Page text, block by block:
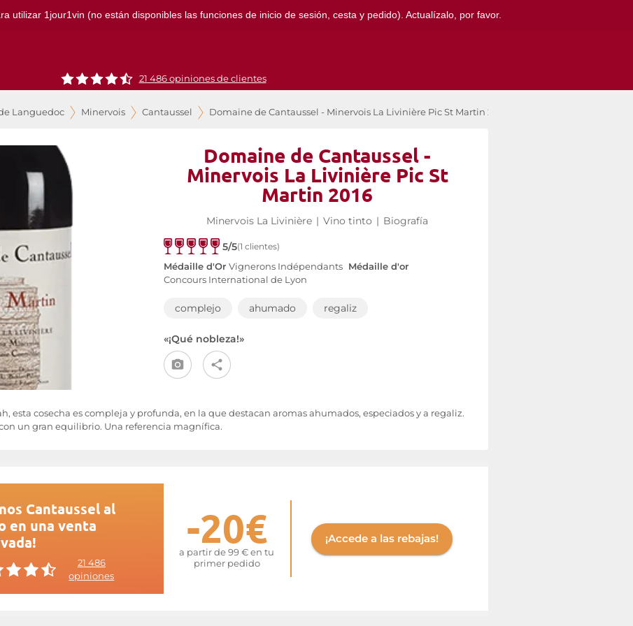
utilizar 1jour1vin (no están disponibles las funciones de inicio de sesión, cesta y pedido). Actualízalo, por favor.
21 486 opiniones de clientes
Languedoc Minervois Cantaussel Domaine de Cantaussel - Minervois La Livinière Pic St Martin 2016
Domaine de Cantaussel -
Minervois La Livinière Pic St
Martin 2016
Minervois La Livinière | Vino tinto | Biografía
5/5(1 clientes)
Médaille d'Or Vignerons Indépendants
Médaille d'or
Concours International de Lyon
complejo ahumado regaliz
«¡Qué nobleza!»
esta cosecha es compleja y profunda, en la que destacan aromas ahumados, especiados y a regaliz.
un gran equilibrio. Una referencia magnífica.
Cantaussel al
en una venta
21 486
opiniones
-20€
a partir de 99 € en tu
primer pedido
¡Accede a las rebajas!